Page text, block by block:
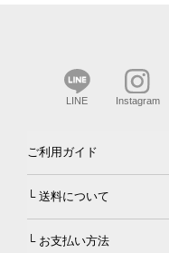
LINE Instagram
ご利用ガイド
└ 送料について
└ お支払い方法